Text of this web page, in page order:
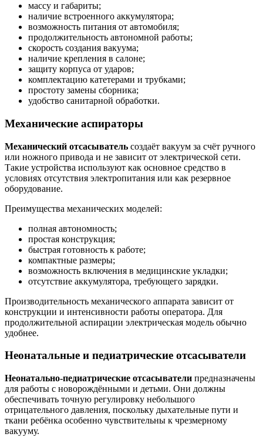
массу и габариты;
наличие встроенного аккумулятора;
возможность питания от автомобиля;
продолжительность автономной работы;
скорость создания вакуума;
наличие крепления в салоне;
защиту корпуса от ударов;
комплектацию катетерами и трубками;
простоту замены сборника;
удобство санитарной обработки.
Механические аспираторы
Механический отсасыватель создаёт вакуум за счёт ручного
или ножного привода и не зависит от электрической сети.
Такие устройства используют как основное средство в
условиях отсутствия электропитания или как резервное
оборудование.
Преимущества механических моделей:
полная автономность;
простая конструкция;
быстрая готовность к работе;
компактные размеры;
возможность включения в медицинские укладки;
отсутствие аккумулятора, требующего зарядки.
Производительность механического аппарата зависит от
конструкции и интенсивности работы оператора. Для
продолжительной аспирации электрическая модель обычно
удобнее.
Неонатальные и педиатрические отсасыватели
Неонатально-педиатрические отсасыватели предназначены
для работы с новорождёнными и детьми. Они должны
обеспечивать точную регулировку небольшого
отрицательного давления, поскольку дыхательные пути и
ткани ребёнка особенно чувствительны к чрезмерному
вакууму.